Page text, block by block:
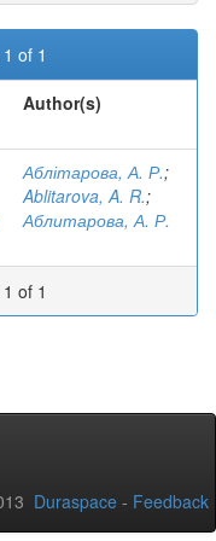
of 1
Author(s)
Аблітарова, А. Р.;
Ablitarova, A. R.;
Аблитарова, А. Р.
of 1
Duraspace - Feedback